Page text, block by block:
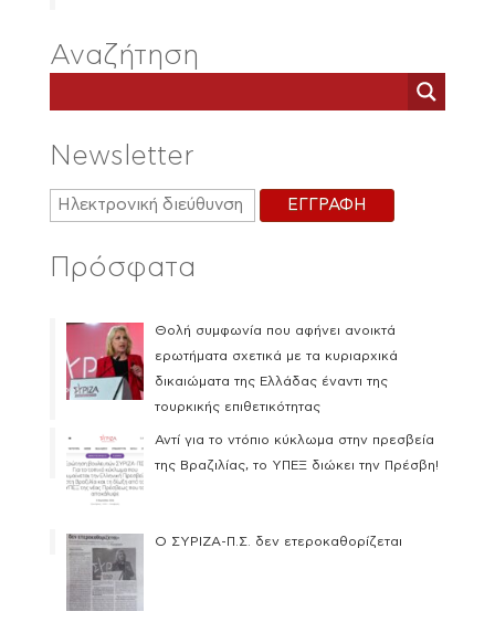
Αναζήτηση
Newsletter
Πρόσφατα
Θολή συμφωνία που αφήνει ανοικτά
ερωτήματα σχετικά με τα κυριαρχικά
δικαιώματα της Ελλάδας έναντι της
τουρκικής επιθετικότητας
Αντί για το ντόπιο κύκλωμα στην πρεσβεία
της Βραζιλίας, το ΥΠΕΞ διώκει την Πρέσβη!
Ο ΣΥΡΙΖΑ-Π.Σ. δεν ετεροκαθορίζεται